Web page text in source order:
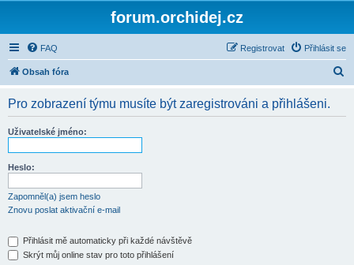
forum.orchidej.cz
FAQ Přihlásit se
Registrovat
Obsah fóra
Pro zobrazení týmu musíte být zaregistrováni a přihlášeni.
Uživatelské jméno:
Heslo:
Zapomněl(a) jsem heslo
Znovu poslat aktivační e-mail
Přihlásit mě automaticky při každé návštěvě
Skrýt můj online stav pro toto přihlášení